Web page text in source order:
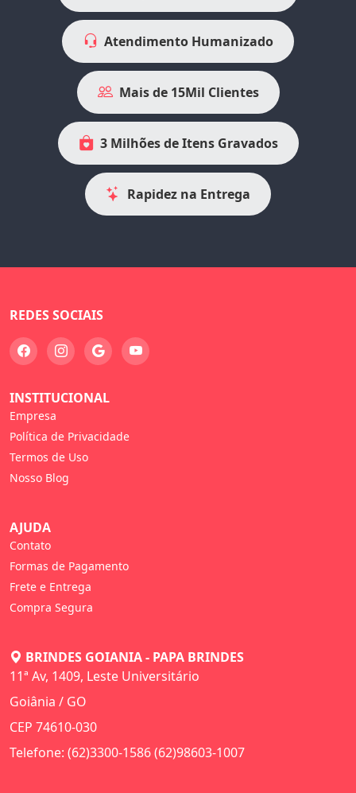
Atendimento Humanizado
Mais de 15Mil Clientes
3 Milhões de Itens Gravados
Rapidez na Entrega
REDES SOCIAIS
INSTITUCIONAL
Empresa
Política de Privacidade
Termos de Uso
Nosso Blog
AJUDA
Contato
Formas de Pagamento
Frete e Entrega
Compra Segura
BRINDES GOIANIA - PAPA BRINDES
11ª Av, 1409, Leste Universitário
Goiânia / GO
CEP 74610-030
Telefone: (62)3300-1586 (62)98603-1007